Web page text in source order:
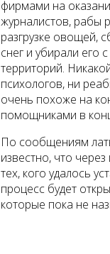
фирмами на
журналистов, рабы
разгрузке овощей,
снег и убирали его
территорий.
психологов, ни
очень похоже на
помощниками в
По сообщениям
известно, что
тех, кого удалось
процесс будет
которые пока не